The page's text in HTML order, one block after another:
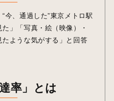
今、通過した”東京メトロ駅
」「写真・絵（映像）・
ような気がする」と回答
率」とは